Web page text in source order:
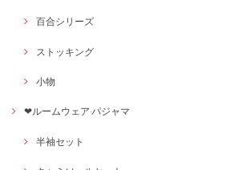
百合シリーズ
ストッキング
小物
❤ルームウェア·パジャマ
半袖セット